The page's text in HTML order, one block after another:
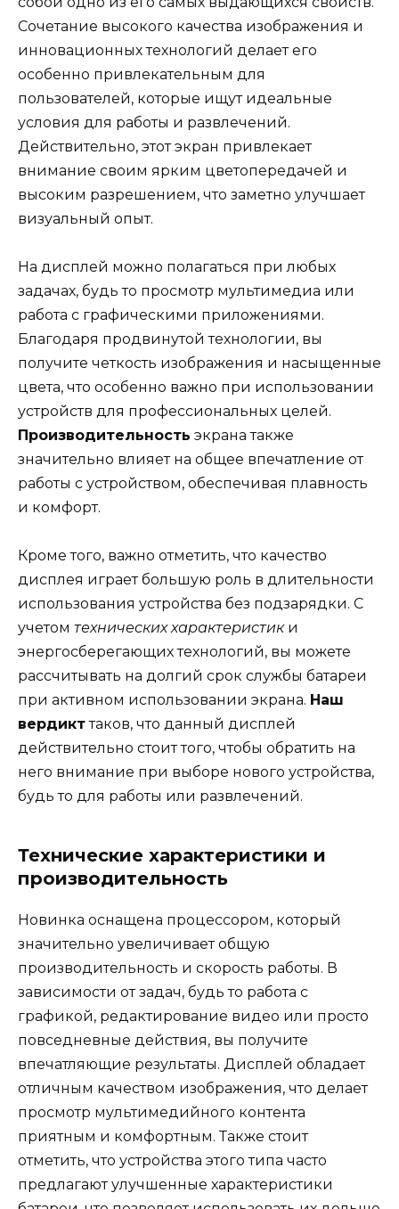
Сочетание высокого качества изображения и
инновационных технологий делает его
особенно привлекательным для
пользователей, которые ищут идеальные
условия для работы и развлечений.
Действительно, этот экран привлекает
внимание своим ярким цветопередачей и
высоким разрешением, что заметно улучшает
визуальный опыт.
На дисплей можно полагаться при любых
задачах, будь то просмотр мультимедиа или
работа с графическими приложениями.
Благодаря продвинутой технологии, вы
получите четкость изображения и насыщенные
цвета, что особенно важно при использовании
устройств для профессиональных целей.
Производительность экрана также
значительно влияет на общее впечатление от
работы с устройством, обеспечивая плавность
и комфорт.
Кроме того, важно отметить, что качество
дисплея играет большую роль в длительности
использования устройства без подзарядки. С
учетом технических характеристики
энергосберегающих технологий, вы можете
рассчитывать на долгий срок службы батареи
при активном использовании экрана. Наш
вердикттаков, что данный дисплей
действительно стоит того, чтобы обратить на
него внимание при выборе нового устройства,
будь то для работы или развлечений.
Технические характеристики и
производительность
Новинка оснащена процессором, который
значительно увеличивает общую
производительность и скорость работы. В
зависимости от задач, будь то работа с
графикой, редактирование видео или просто
повседневные действия, вы получите
впечатляющие результаты. Дисплей обладает
отличным качеством изображения, что делает
просмотр мультимедийного контента
приятным и комфортным. Также стоит
отметить, что устройства этого типа часто
предлагают улучшенные характеристики